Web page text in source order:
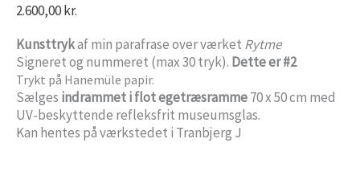
2.600,00kr.
Kunsttrykaf min parafrase over værket Rytme
Signeret og nummeret (max 30 tryk). Dette er #2
Trykt på Hanemüle papir.
Sælges indrammet i flot egetræsramme70 x 50 cm med
UV-beskyttende refleksfrit museumsglas.
Kan hentes på værkstedet i Tranbjerg J